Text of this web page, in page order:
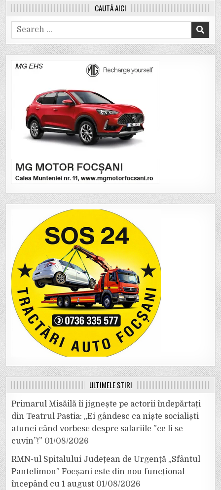
CAUTĂ AICI
Search
for:
ULTIMELE ȘTIRI
Primarul Misăilă îi jignește pe actorii îndepărtați
din Teatrul Pastia: „Ei gândesc ca niște socialiști
atunci când vorbesc despre salariile ”ce li se
cuvin”!” 01/08/2026
RMN-ul Spitalului Județean de Urgență „Sfântul
Pantelimon” Focșani este din nou funcțional
începând cu 1 august 01/08/2026